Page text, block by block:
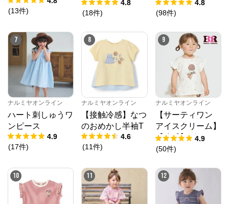
(13件)
トワンピース
4.8
(18件)
4.8
(98件)
7
ナルミヤオンライン
ハート刺しゅうワ
ンピース
4.9
(17件)
8
ナルミヤオンライン
【接触冷感】なつ
のおめかし半袖T
4.6
(11件)
9
ナルミヤオンライン
【サーティワン
アイスクリーム】
【冷感】グラフィ
ック半袖Tシャツ
4.9
(50件)
10 11 12
ナルミヤオンライン
公式ECサイト
※外部サイトが開きます
ナルミヤオンライン からのコメント
ナルミヤオンライン公式通販ショップ。人気子供服メ
ゾピアノ、プティマイン、ラブトキシック、アナスイ